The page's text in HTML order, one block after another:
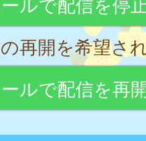
再開を希望さ
ルで配信を再